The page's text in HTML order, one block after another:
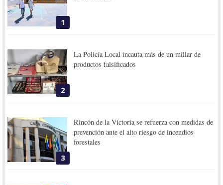
1
2
La Policía Local incauta más de un millar de
productos falsificados
3
Rincón de la Victoria se refuerza con medidas de
prevención ante el alto riesgo de incendios
forestales